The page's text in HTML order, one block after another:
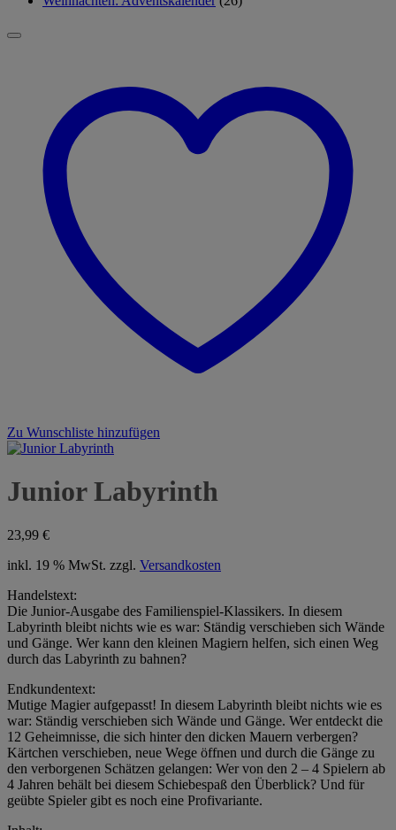
Zu Wunschliste hinzufügen
Junior Labyrinth
23,99 €
inkl. 19 % MwSt. zzgl. Versandkosten
Handelstext:
Die Junior-Ausgabe des Familienspiel-Klassikers. In diesem
Labyrinth bleibt nichts wie es war: Ständig verschieben sich Wände
und Gänge. Wer kann den kleinen Magiern helfen, sich einen Weg
durch das Labyrinth zu bahnen?
Endkundentext:
Mutige Magier aufgepasst! In diesem Labyrinth bleibt nichts wie es
war: Ständig verschieben sich Wände und Gänge. Wer entdeckt die
12 Geheimnisse, die sich hinter den dicken Mauern verbergen?
Kärtchen verschieben, neue Wege öffnen und durch die Gänge zu
den verborgenen Schätzen gelangen: Wer von den 2 – 4 Spielern ab
4 Jahren behält bei diesem Schiebespaß den Überblick? Und für
geübte Spieler gibt es noch eine Profivariante.